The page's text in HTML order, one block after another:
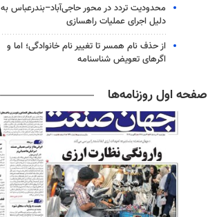
محدودیت تردد در محور حاجی‌آباد–بندرعباس به
دلیل اجرای عملیات راهسازی
از حذف نام همسر تا تغییر نام خانوادگی؛ اما و
اگرهای تعویض شناسنامه
صفحه اول روزنامه‌ها